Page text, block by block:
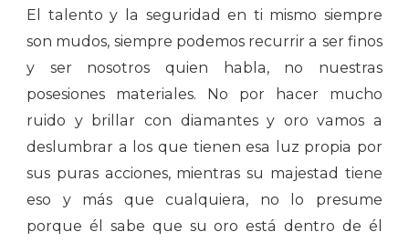
El talento y la seguridad en ti mismo siempre
son mudos, siempre podemos recurrir a ser finos
y ser nosotros quien habla, no nuestras
posesiones materiales. No por hacer mucho
ruido y brillar con diamantes y oro vamos a
deslumbrar a los que tienen esa luz propia por
sus puras acciones, mientras su majestad tiene
eso y más que cualquiera, no lo presume
porque él sabe que su oro está dentro de él